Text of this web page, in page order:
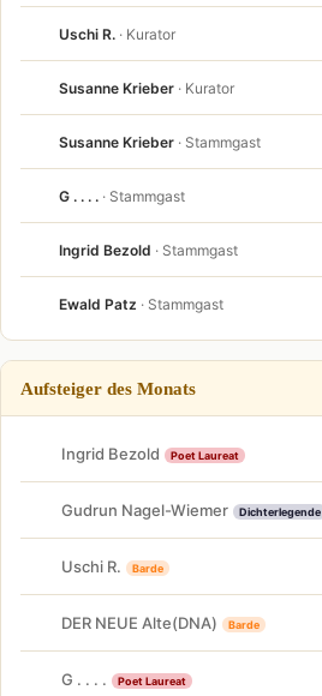
Uschi R. · Kurator
Susanne Krieber · Kurator
Susanne Krieber · Stammgast
G . . . . · Stammgast
Ingrid Bezold · Stammgast
Ewald Patz · Stammgast
Aufsteiger des Monats
Ingrid Bezold Poet Laureat
Gudrun Nagel-Wiemer Dichterlegende
Uschi R. Barde
DER NEUE Alte(DNA) Barde
G . . . . Poet Laureat